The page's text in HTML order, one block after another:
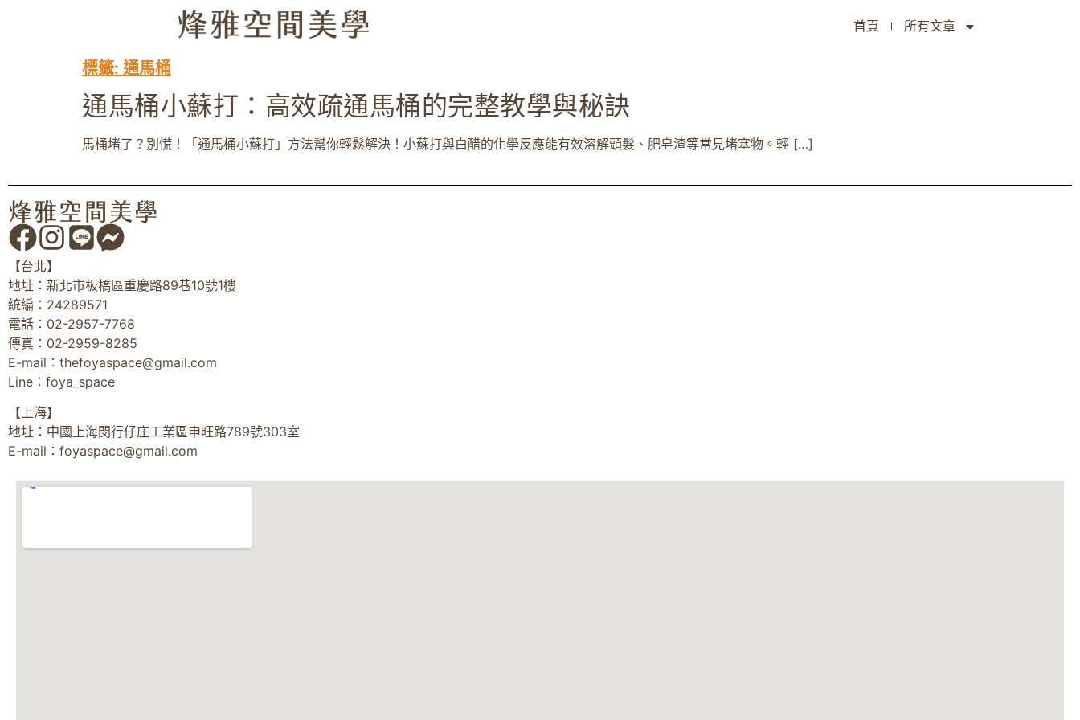
首頁 所有文章
標籤: 通馬桶
通馬桶小蘇打：高效疏通馬桶的完整教學與秘訣
馬桶堵了？別慌！「通馬桶小蘇打」方法幫你輕鬆解決！小蘇打與白醋的化學反應能有效溶解頭髮、肥皂渣等常見堵塞物。輕 […]
【台北】
地址：新北市板橋區重慶路89巷10號1樓
統編：24289571
電話：02-2957-7768
傳真：02-2959-8285
E-mail： thefoyaspace@gmail.com
Line：foya_space
【上海】
地址：中國上海閔行仔庄工業區申旺路789號303室
E-mail： foyaspace@gmail.com